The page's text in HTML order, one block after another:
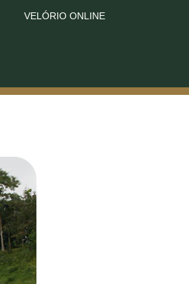
VELÓRIO ONLINE